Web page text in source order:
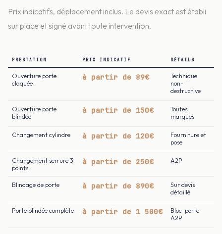
Prix indicatifs, déplacement inclus. Le devis exact est établi
sur place et signé avant toute intervention.
PRESTATION PRIX INDICATIF DÉTAILS
Ouverture porte
claquée
à partir de 89€
Technique
non-
destructive
Ouverture porte
blindée
à partir de 150€
Toutes
marques
Changement cylindre à partir de 120€
Fourniture et
pose
Changement serrure 3
points
à partir de 250€ A2P
Blindage de porte à partir de 890€
Sur devis
détaillé
Porte blindée complète à partir de 1 500€
Bloc-porte
A2P